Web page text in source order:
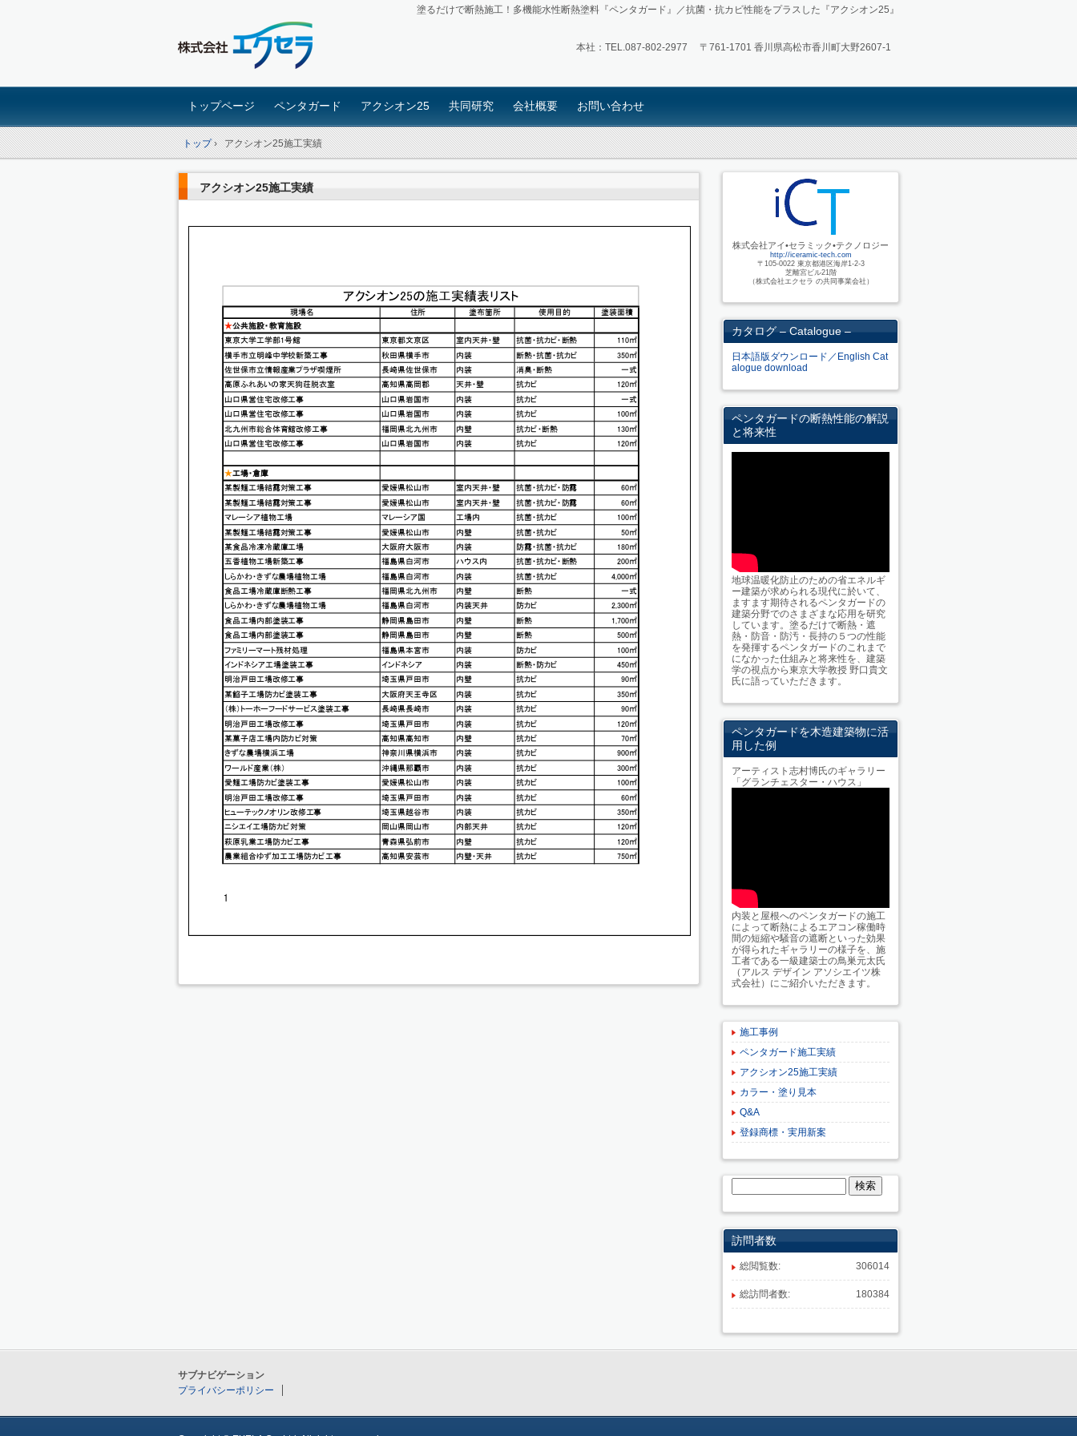
塗るだけで断熱施工！多機能水性断熱塗料『ペンタガード』／抗菌・抗カビ性能をプラスした『アクシオン25』
本社：TEL.087‐802‐2977 〒761-1701 香川県高松市香川町大野2607-1
トップページ ペンタガード アクシオン25 共同研究 会社概要 お問い合わせ
トップ› アクシオン25施工実績
アクシオン25施工実績
株式会社アイ•セラミック•テクノロジー
http://iceramic-tech.com
〒105-0022 東京都港区海岸1-2-3
芝離宮ビル21階
（株式会社エクセラ の共同事業会社）
カタログ – Catalogue –
日本語版ダウンロード／English Cat
alogue download
ペンタガードの断熱性能の解説
と将来性
地球温暖化防止のための省エネルギ
ー建築が求められる現代に於いて、
ますます期待されるペンタガードの
建築分野でのさまざまな応用を研究
しています。塗るだけで断熱・遮
熱・防音・防汚・長持の５つの性能
を発揮するペンタガードのこれまで
になかった仕組みと将来性を、建築
学の視点から東京大学教授 野口貴文
氏に語っていただきます。
ペンタガードを木造建築物に活
用した例
アーティスト志村博氏のギャラリー
「グランチェスター・ハウス」
内装と屋根へのペンタガードの施工
によって断熱によるエアコン稼働時
間の短縮や騒音の遮断といった効果
が得られたギャラリーの様子を、施
工者である一級建築士の鳥巣元太氏
（アルス デザイン アソシエイツ株
式会社）にご紹介いただきます。
施工事例
ペンタガード施工実績
アクシオン25施工実績
カラー・塗り見本
Q&A
登録商標・実用新案
訪問者数
306014
総閲覧数:
180384
総訪問者数:
サブナビゲーション
プライバシーポリシー